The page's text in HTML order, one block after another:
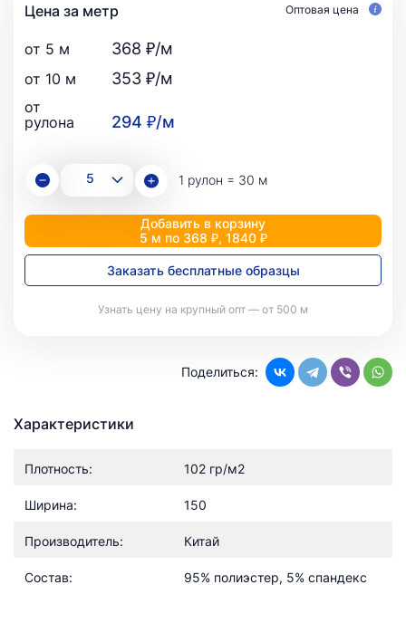
Цена за метр Оптовая цена
от 5 м 368 ₽/м
от 10 м 353 ₽/м
от
рулона
294 ₽/м
1 рулон = 30 м
Добавить в корзину
5 м по 368 ₽, 1840 ₽
Заказать бесплатные образцы
Узнать цену на крупный опт — от 500 м
Поделиться:
Характеристики
Плотность: 102 гр/м2
Ширина: 150
Производитель: Китай
Состав: 95% полиэстер, 5% спандекс